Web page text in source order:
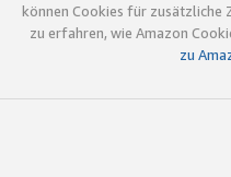
können Cookies für zusätzliche
zu erfahren, wie Amazon
zu